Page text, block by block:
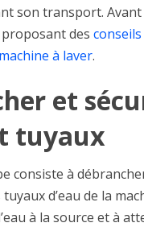
son transport. Avant
des
à laver.
et
tuyaux
consiste à
d’eau de la
à la source et à